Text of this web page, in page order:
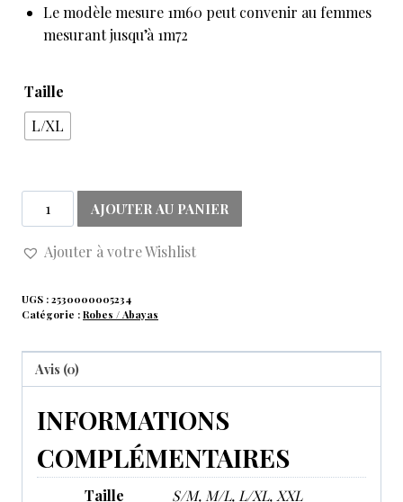
Le modèle mesure 1m60 peut convenir au femmes
mesurant jusqu’à 1m72
Taille
L/XL
AJOUTER AU PANIER
Ajouter à votre Wishlist
UGS : 2530000005234
Catégorie : Robes / Abayas
Avis (0)
INFORMATIONS
COMPLÉMENTAIRES
Taille S/M, M/L, L/XL, XXL